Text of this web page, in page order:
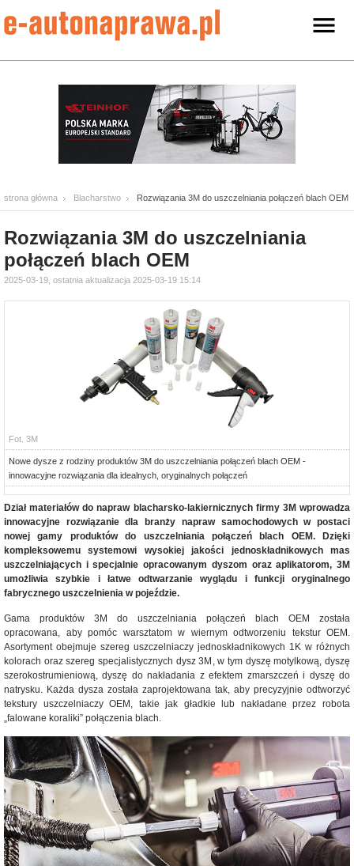
strona główna Blacharstwo Rozwiązania 3M do uszczelniania połączeń blach OEM
Rozwiązania 3M do uszczelniania
połączeń blach OEM
2025-03-19, ostatnia aktualizacja 2025-03-19 15:14
Fot. 3M
Nowe dysze z rodziny produktów 3M do uszczelniania połączeń blach OEM -
innowacyjne rozwiązania dla idealnych, oryginalnych połączeń
Dział materiałów do napraw blacharsko-lakiernicznych firmy 3M wprowadza
innowacyjne rozwiązanie dla branży napraw samochodowych w postaci
nowej gamy produktów do uszczelniania połączeń blach OEM. Dzięki
kompleksowemu systemowi wysokiej jakości jednoskładnikowych mas
uszczelniających i specjalnie opracowanym dyszom oraz aplikatorom, 3M
umożliwia szybkie i łatwe odtwarzanie wyglądu i funkcji oryginalnego
fabrycznego uszczelnienia w pojeździe.
Gama produktów 3M do uszczelniania połączeń blach OEM została
opracowana, aby pomóc warsztatom w wiernym odtworzeniu tekstur OEM.
Asortyment obejmuje szereg uszczelniaczy jednoskładnikowych 1K w różnych
kolorach oraz szereg specjalistycznych dysz 3M, w tym dyszę motylkową, dyszę
szerokostrumieniową, dyszę do nakładania z efektem zmarszczeń i dyszę do
natrysku. Każda dysza została zaprojektowana tak, aby precyzyjnie odtworzyć
tekstury uszczelniaczy OEM, takie jak gładkie lub nakładane przez robota
„falowane koraliki” połączenia blach.